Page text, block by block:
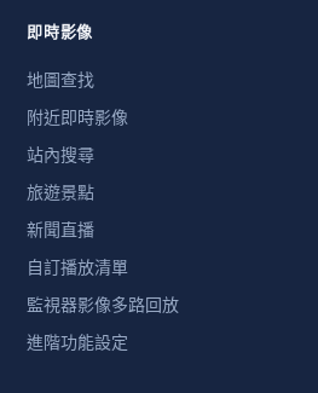
即時影像
地圖查找
附近即時影像
站內搜尋
旅遊景點
新聞直播
自訂播放清單
監視器影像多路回放
進階功能設定